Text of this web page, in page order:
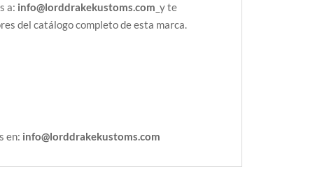
a: info@lorddrakekustoms.com y te
del catálogo completo de esta marca.
en: info@lorddrakekustoms.com